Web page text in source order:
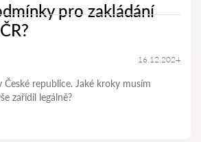
pro zakládání
16.12.2024
republice. Jaké kroky musím
zařídil legálně?